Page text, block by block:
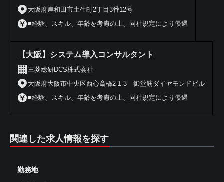
大阪府岸和田市土生町2丁目3番12号
■経験、スキル、年齢を考慮の上、同社規定により優遇
【大阪】システム導入コンサルタント
三菱総研DCS株式会社
大阪府大阪市中央区西心斎橋2-1-3 御堂筋ダイヤモンドビル
■経験、スキル、年齢を考慮の上、同社規定により優遇
関連した求人情報を探す
勤務地